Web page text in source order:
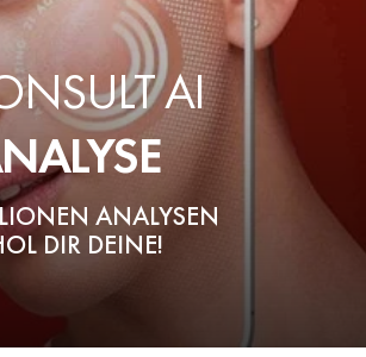
AI
ANALYSEN
DIR DEINE!